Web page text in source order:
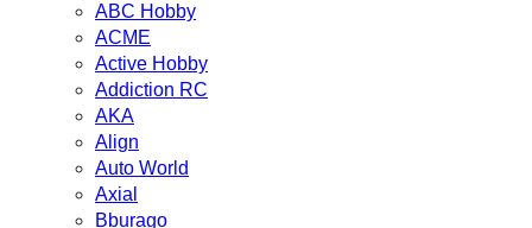
ABC Hobby
ACME
Active Hobby
Addiction RC
AKA
Align
Auto World
Axial
Bburago